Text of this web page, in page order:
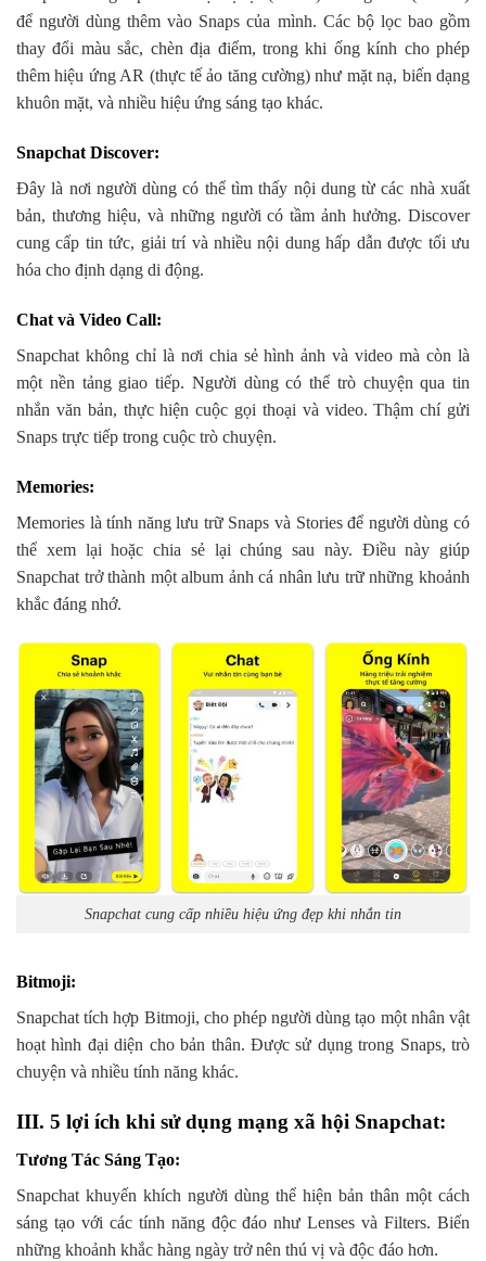
để người dùng thêm vào Snaps của mình. Các bộ lọc bao gồm
thay đổi màu sắc, chèn địa điểm, trong khi ống kính cho phép
thêm hiệu ứng AR (thực tế ảo tăng cường) như mặt nạ, biến dạng
khuôn mặt, và nhiều hiệu ứng sáng tạo khác.
Snapchat Discover:
Đây là nơi người dùng có thể tìm thấy nội dung từ các nhà xuất
bản, thương hiệu, và những người có tầm ảnh hưởng. Discover
cung cấp tin tức, giải trí và nhiều nội dung hấp dẫn được tối ưu
hóa cho định dạng di động.
Chat và Video Call:
Snapchat không chỉ là nơi chia sẻ hình ảnh và video mà còn là
một nền tảng giao tiếp. Người dùng có thể trò chuyện qua tin
nhắn văn bản, thực hiện cuộc gọi thoại và video. Thậm chí gửi
Snaps trực tiếp trong cuộc trò chuyện.
Memories:
Memories là tính năng lưu trữ Snaps và Stories để người dùng có
thể xem lại hoặc chia sẻ lại chúng sau này. Điều này giúp
Snapchat trở thành một album ảnh cá nhân lưu trữ những khoảnh
khắc đáng nhớ.
Snapchat cung cấp nhiều hiệu ứng đẹp khi nhắn tin
Bitmoji:
Snapchat tích hợp Bitmoji, cho phép người dùng tạo một nhân vật
hoạt hình đại diện cho bản thân. Được sử dụng trong Snaps, trò
chuyện và nhiều tính năng khác.
III. 5 lợi ích khi sử dụng mạng xã hội Snapchat:
Tương Tác Sáng Tạo:
Snapchat khuyến khích người dùng thể hiện bản thân một cách
sáng tạo với các tính năng độc đáo như Lenses và Filters. Biến
những khoảnh khắc hàng ngày trở nên thú vị và độc đáo hơn.